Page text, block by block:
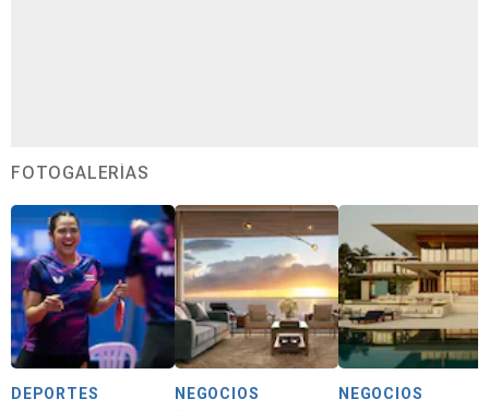
FOTOGALERÍAS
DEPORTES NEGOCIOS NEGOCIOS